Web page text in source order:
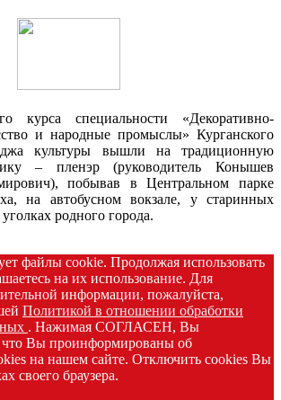
курса специальности «Декоративно-
и народные промыслы» Курганского
культуры вышли на традиционную
– пленэр (руководитель Конышев
побывав в Центральном парке
на автобусном вокзале, у старинных
родного города.
файлы cookie. Продолжая использовать
на их использование. Для
информации, пожалуйста,
Политикой в отношении обработки
. Нажимая СОГЛАСЕН, Вы
что Вы проинформированы об
на нашем сайте. Отключить cookies Вы
своего браузера.